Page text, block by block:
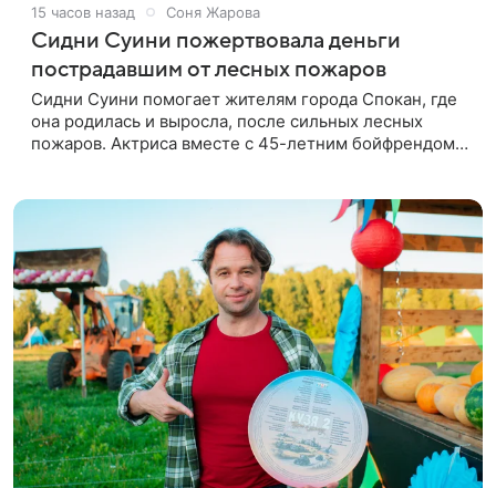
15 часов назад Соня Жарова
Сидни Суини пожертвовала деньги
пострадавшим от лесных пожаров
Сидни Суини помогает жителям города Спокан, где
она родилась и выросла, после сильных лесных
пожаров. Актриса вместе с 45-летним бойфрендом